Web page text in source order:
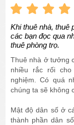
Khi thuê nhà, thuê
các bạn đọc qua
thuê phòng trọ.
Thuê nhà ở tưởng
nhiều rắc rối
nghiệm. Có quá
chúng ta sẽ không
Mật độ dân số ở
thành phần dân